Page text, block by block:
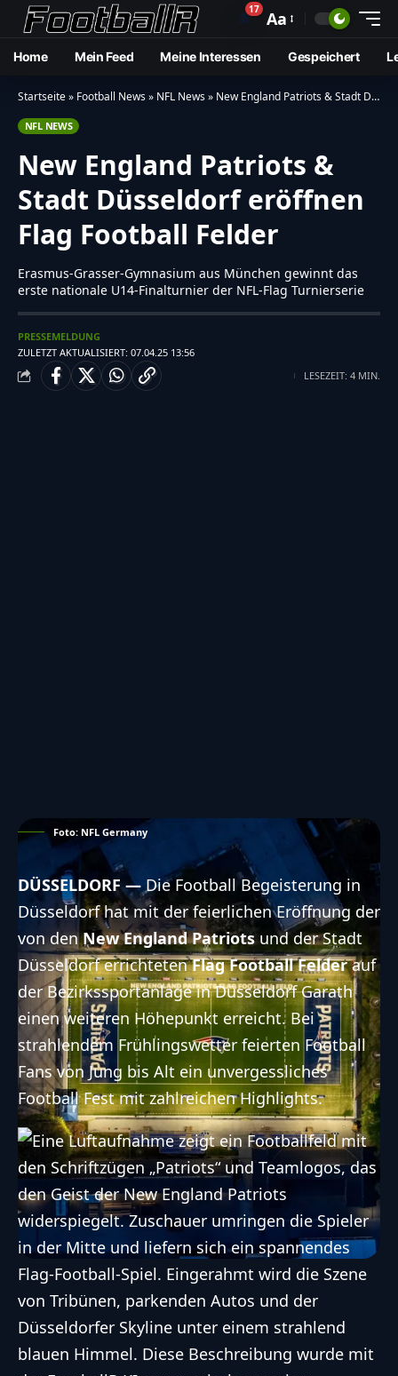
🔔17 Aa
Home Mein Feed Meine Interessen Gespeichert
Startseite» Football News» NFL News» New England Patriots & Stadt Düsseldorf eröffnen Flag Football Felder
NFL NEWS
New England Patriots &
Stadt Düsseldorf eröffnen
Flag Football Felder
Erasmus-Grasser-Gymnasium aus München gewinnt das
erste nationale U14-Finalturnier der NFL-Flag Turnierserie
ZULETZT AKTUALISIERT: 07.04.25 13:56
PRESSEMELDUNG
LESEZEIT: 4 MIN.
Foto: NFL Germany
DÜSSELDORF —Die Football Begeisterung in
Düsseldorf hat mit der feierlichen Eröffnung der
von denNew England Patriotsund der Stadt
Düsseldorf errichtetenFlag Football Felderauf
der Bezirkssportanlage in Düsseldorf Garath
einen weiteren Höhepunkt erreicht. Bei
strahlendem Frühlingswetter feierten Football
Fans von Jung bis Alt ein unvergessliches
Football Fest mit zahlreichen Highlights.